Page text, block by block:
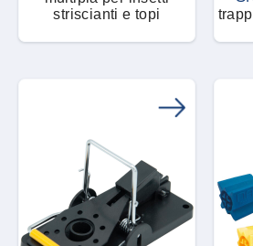
Tarli
Tarme dei tessuti
Termiti
Impianto di
automatizzato
Liquido concentrato
Liquido concentrato
striscianti e topi